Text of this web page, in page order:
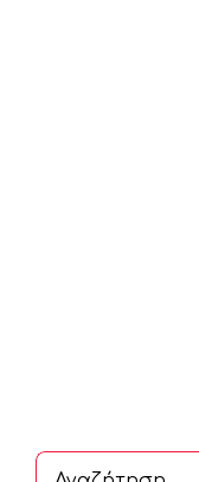
Αναζήτηση